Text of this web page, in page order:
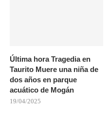
Última hora Tragedia en
Taurito Muere una niña de
dos años en parque
acuático de Mogán
19/04/2025